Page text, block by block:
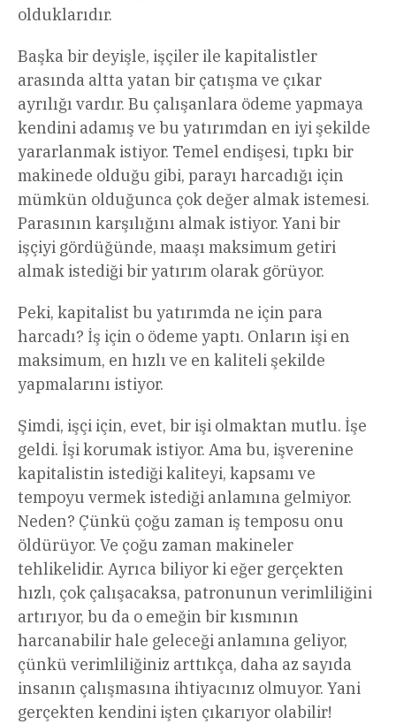
olduklarıdır.
Başka bir deyişle, işçiler ile kapitalistler
arasında altta yatan bir çatışma ve çıkar
ayrılığı vardır. Bu çalışanlara ödeme yapmaya
kendini adamış ve bu yatırımdan en iyi şekilde
yararlanmak istiyor. Temel endişesi, tıpkı bir
makinede olduğu gibi, parayı harcadığı için
mümkün olduğunca çok değer almak istemesi.
Parasının karşılığını almak istiyor. Yani bir
işçiyi gördüğünde, maaşı maksimum getiri
almak istediği bir yatırım olarak görüyor.
Peki, kapitalist bu yatırımda ne için para
harcadı? İş için o ödeme yaptı. Onların işi en
maksimum, en hızlı ve en kaliteli şekilde
yapmalarını istiyor.
Şimdi, işçi için, evet, bir işi olmaktan mutlu. İşe
geldi. İşi korumak istiyor. Ama bu, işverenine
kapitalistin istediği kaliteyi, kapsamı ve
tempoyu vermek istediği anlamına gelmiyor.
Neden? Çünkü çoğu zaman iş temposu onu
öldürüyor. Ve çoğu zaman makineler
tehlikelidir. Ayrıca biliyor ki eğer gerçekten
hızlı, çok çalışacaksa, patronunun verimliliğini
artırıyor, bu da o emeğin bir kısmının
harcanabilir hale geleceği anlamına geliyor,
çünkü verimliliğiniz arttıkça, daha az sayıda
insanın çalışmasına ihtiyacınız olmuyor. Yani
gerçekten kendini işten çıkarıyor olabilir!